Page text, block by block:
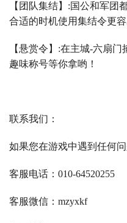
【团队集结】 :国公和军团
合适的时机使用集结令更
【悬赏令】 :在主城-六扇门
趣味称号等你拿哟！
联系我们：
如果您在游戏中遇到任何
客服电话： 010-64520255
客服微信： mzyxkf